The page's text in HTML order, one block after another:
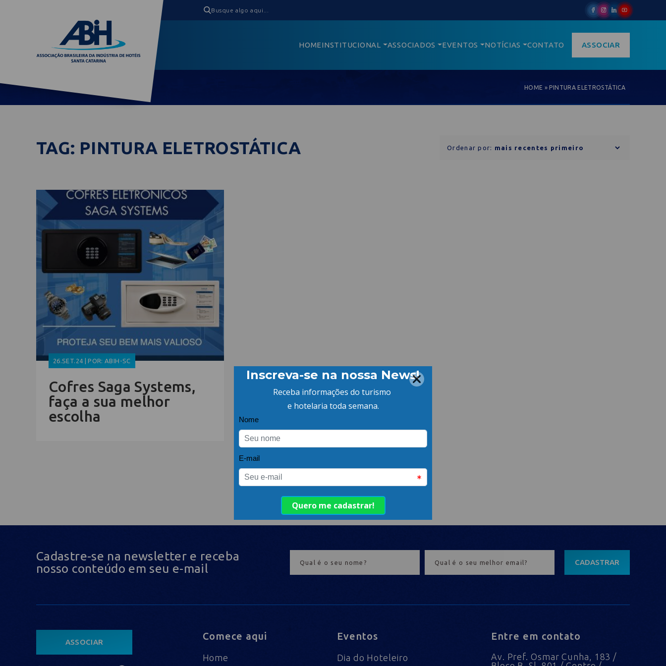
HOMEINSTITUCIONAL ASSOCIADOS EVENTOS NOTÍCIAS CONTATO ASSOCIAR
HOME »PINTURA ELETROSTÁTICA
TAG: PINTURA ELETROSTÁTICA Ordenar por:
26.SET.24 | POR: ABIH-SC
Cofres Saga Systems,
faça a sua melhor
escolha
Cadastre-se na newsletter e receba
nosso conteúdo em seu e-mail
CADASTRAR
ASSOCIAR
Comece aqui
Home
Eventos
Dia do Hoteleiro
Entre em contato
Av. Pref. Osmar Cunha, 183 /